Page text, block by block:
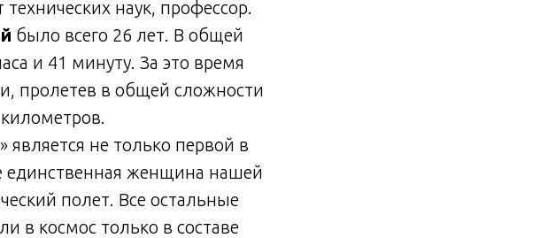
наук, профессор.
было всего 26 лет. В общей
и 41 минуту. За это время
пролетев в общей сложности
не только первой в
женщина нашей
полет. Все остальные
в космос только в составе